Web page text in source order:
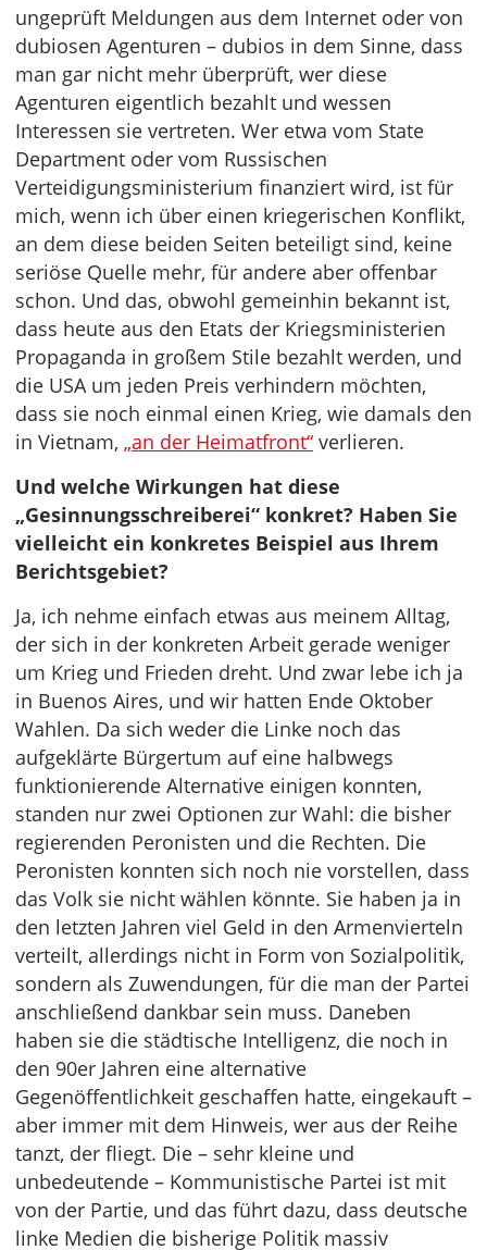
ungeprüft Meldungen aus dem Internet oder von
dubiosen Agenturen – dubios in dem Sinne, dass
man gar nicht mehr überprüft, wer diese
Agenturen eigentlich bezahlt und wessen
Interessen sie vertreten. Wer etwa vom State
Department oder vom Russischen
Verteidigungsministerium finanziert wird, ist für
mich, wenn ich über einen kriegerischen Konflikt,
an dem diese beiden Seiten beteiligt sind, keine
seriöse Quelle mehr, für andere aber offenbar
schon. Und das, obwohl gemeinhin bekannt ist,
dass heute aus den Etats der Kriegsministerien
Propaganda in großem Stile bezahlt werden, und
die USA um jeden Preis verhindern möchten,
dass sie noch einmal einen Krieg, wie damals den
in Vietnam, „an der Heimatfront“ verlieren.
Und welche Wirkungen hat diese
„Gesinnungsschreiberei“ konkret? Haben Sie
vielleicht ein konkretes Beispiel aus Ihrem
Berichtsgebiet?
Ja, ich nehme einfach etwas aus meinem Alltag,
der sich in der konkreten Arbeit gerade weniger
um Krieg und Frieden dreht. Und zwar lebe ich ja
in Buenos Aires, und wir hatten Ende Oktober
Wahlen. Da sich weder die Linke noch das
aufgeklärte Bürgertum auf eine halbwegs
funktionierende Alternative einigen konnten,
standen nur zwei Optionen zur Wahl: die bisher
regierenden Peronisten und die Rechten. Die
Peronisten konnten sich noch nie vorstellen, dass
das Volk sie nicht wählen könnte. Sie haben ja in
den letzten Jahren viel Geld in den Armenvierteln
verteilt, allerdings nicht in Form von Sozialpolitik,
sondern als Zuwendungen, für die man der Partei
anschließend dankbar sein muss. Daneben
haben sie die städtische Intelligenz, die noch in
den 90er Jahren eine alternative
Gegenöffentlichkeit geschaffen hatte, eingekauft –
aber immer mit dem Hinweis, wer aus der Reihe
tanzt, der fliegt. Die – sehr kleine und
unbedeutende – Kommunistische Partei ist mit
von der Partie, und das führt dazu, dass deutsche
linke Medien die bisherige Politik massiv